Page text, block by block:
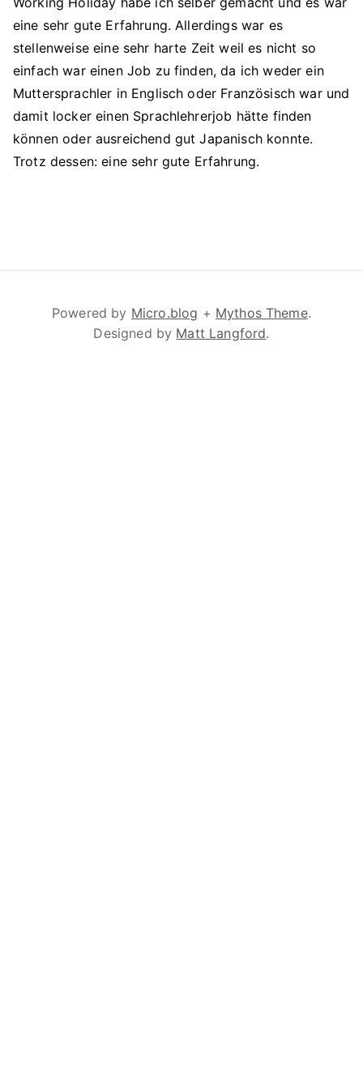
eine sehr gute Erfahrung. Allerdings war es
stellenweise eine sehr harte Zeit weil es nicht so
einfach war einen Job zu finden, da ich weder ein
Muttersprachler in Englisch oder Französisch war und
damit locker einen Sprachlehrerjob hätte finden
können oder ausreichend gut Japanisch konnte.
Trotz dessen: eine sehr gute Erfahrung.
Powered by Micro.blog + Mythos Theme.
Designed by Matt Langford.